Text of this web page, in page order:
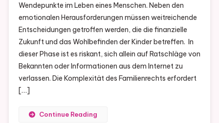
Wendepunkte im Leben eines Menschen. Neben den
emotionalen Herausforderungen müssen weitreichende
Entscheidungen getroffen werden, die die finanzielle
Zukunft und das Wohlbefinden der Kinder betreffen. In
dieser Phase ist es riskant, sich allein auf Ratschläge von
Bekannten oder Informationen aus dem Internet zu
verlassen. Die Komplexität des Familienrechts erfordert
[…]
Continue Reading